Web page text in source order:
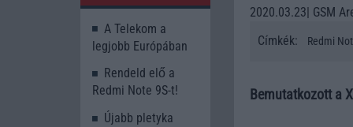
2020.03.23| GSM
Címkék:
Redmi
Bemutatkozott a
A Telekom a
legjobb Európában
Rendeld elő a
Redmi Note 9S-t!
Újabb pletyka